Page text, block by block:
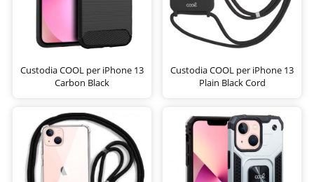
Custodia COOL per iPhone 13
Carbon Black
Custodia COOL per iPhone 13
Plain Black Cord